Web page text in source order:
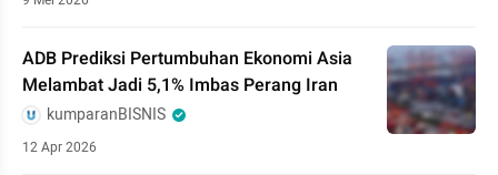
ADB Prediksi Pertumbuhan Ekonomi Asia
Melambat Jadi 5,1% Imbas Perang Iran
kumparanBISNIS
12 Apr 2026